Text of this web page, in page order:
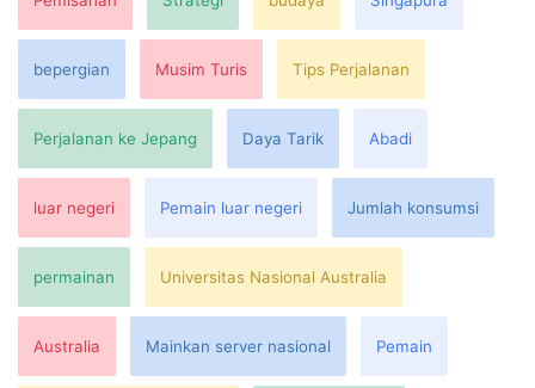
bepergian Musim Turis Tips Perjalanan
Perjalanan ke Jepang Daya Tarik Abadi
luar negeri Pemain luar negeri Jumlah konsumsi
permainan Universitas Nasional Australia
Australia Mainkan server nasional Pemain